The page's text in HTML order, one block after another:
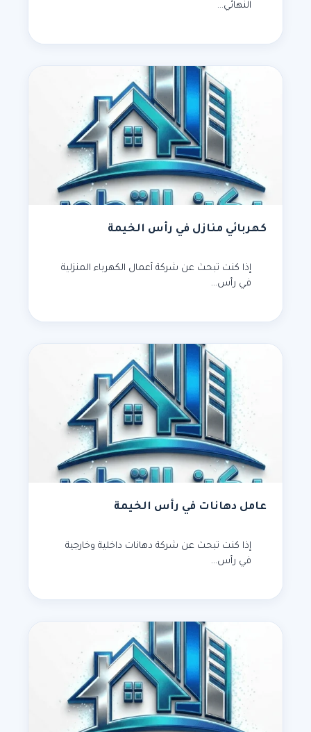
النهائي…
كهربائي منازل في رأس الخيمة
إذا كنت تبحث عن شركة أعمال الكهرباء المنزلية
في رأس…
عامل دهانات في رأس الخيمة
إذا كنت تبحث عن شركة دهانات داخلية وخارجية
في رأس…